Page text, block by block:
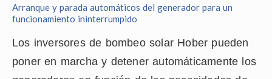
Arranque y parada automáticos del generador para un
funcionamiento ininterrumpido
Los inversores de bombeo solar Hober pueden
poner en marcha y detener automáticamente los